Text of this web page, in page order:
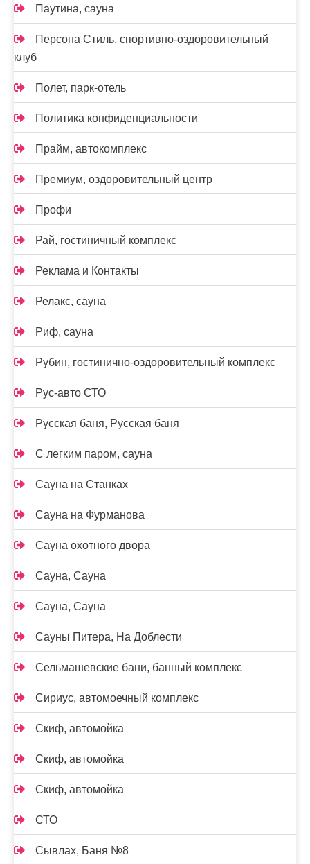
Паутина, сауна
Персона Стиль, спортивно-оздоровительный
клуб
Полет, парк-отель
Политика конфиденциальности
Прайм, автокомплекс
Премиум, оздоровительный центр
Профи
Рай, гостиничный комплекс
Реклама и Контакты
Релакс, сауна
Риф, сауна
Рубин, гостинично-оздоровительный комплекс
Рус-авто СТО
Русская баня, Русская баня
С легким паром, сауна
Сауна на Станках
Сауна на Фурманова
Сауна охотного двора
Сауна, Сауна
Сауна, Сауна
Сауны Питера, На Доблести
Сельмашевские бани, банный комплекс
Сириус, автомоечный комплекс
Скиф, автомойка
Скиф, автомойка
Скиф, автомойка
СТО
Сывлах, Баня №8